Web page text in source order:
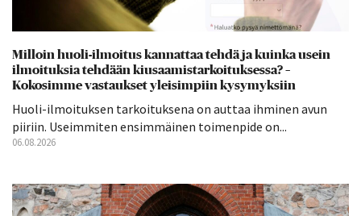
Milloin huoli-ilmoitus kannattaa tehdä ja kuinka usein
ilmoituksia tehdään kiusaamistarkoituksessa? –
Kokosimme vastaukset yleisimpiin kysymyksiin
Huoli-ilmoituksen tarkoituksena on auttaa ihminen avun
piiriin. Useimmiten ensimmäinen toimenpide on...
06.08.2026